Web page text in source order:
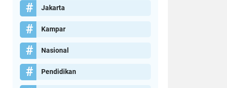
Jakarta
Kampar
Nasional
Pendidikan